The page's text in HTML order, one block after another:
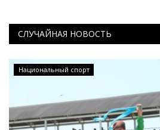
СЛУЧАЙНАЯ НОВОСТЬ
Национальный спорт